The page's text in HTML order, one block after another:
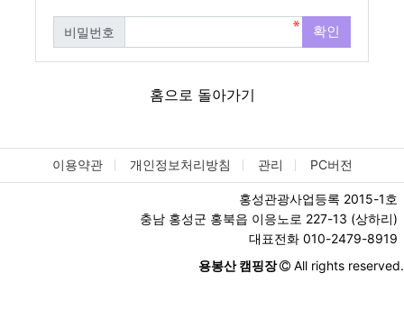
비밀번호
필수 확인
홈으로 돌아가기
이용약관 개인정보처리방침 관리 PC버전
홍성관광사업등록 2015-1호
충남 홍성군 홍북읍 이응노로 227-13 (상하리)
대표전화 010-2479-8919
용봉산 캠핑장
All rights reserved.